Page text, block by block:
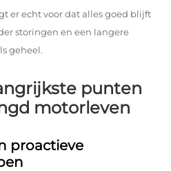
er echt voor dat alles goed blijft
storingen en een langere
geheel.
punten
motorleven
proactieve